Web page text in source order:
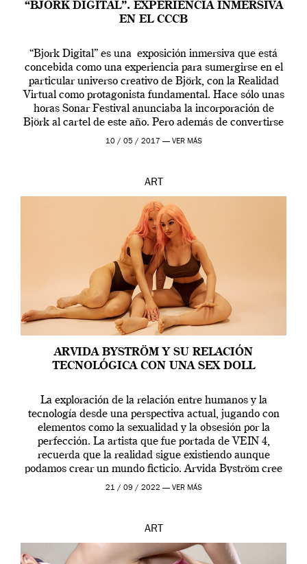
“BJÖRK DIGITAL”. EXPERIENCIA INMERSIVA
EN EL CCCB
“Bjork Digital” es una exposición inmersiva que está
concebida como una experiencia para sumergirse en el
particular universo creativo de Björk, con la Realidad
Virtual como protagonista fundamental. Hace sólo unas
horas Sonar Festival anunciaba la incorporación de
Björk al cartel de este año. Pero además de convertirse
en una de las actuaciones más relevantes […]
10 / 05 / 2017 — VER MÁS
ART
ARVIDA BYSTRÖM Y SU RELACIÓN
TECNOLÓGICA CON UNA SEX DOLL
La exploración de la relación entre humanos y la
tecnología desde una perspectiva actual, jugando con
elementos como la sexualidad y la obsesión por la
perfección. La artista que fue portada de VEIN 4,
recuerda que la realidad sigue existiendo aunque
podamos crear un mundo ficticio. Arvida Byström cree
que los humanos tienen un complejo […]
21 / 09 / 2022 — VER MÁS
ART